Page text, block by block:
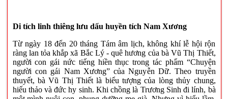
Di tích linh thiêng lưu dấu huyền tích Nam Xương
Từ ngày 18 đến 20 tháng Tám âm lịch, không khí lễ hội rộn
ràng lan tỏa khắp xã Bắc Lý - quê hương của bà Vũ Thị Thiết,
người con gái nức tiếng hiền thục trong tác phẩm “Chuyện
người con gái Nam Xương” của Nguyễn Dữ. Theo truyền
thuyết, bà Vũ Thị Thiết là biểu tượng của lòng thủy chung,
hiếu thảo và đức hy sinh. Khi chồng là Trương Sinh đi lính, bà